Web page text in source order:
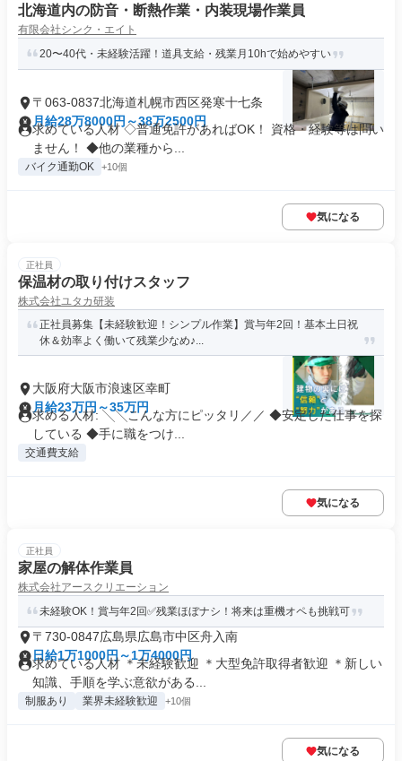
北海道内の防音・断熱作業・内装現場作業員
有限会社シンク・エイト
20〜40代・未経験活躍！道具支給・残業月10hで始めやすい
〒063-0837北海道札幌市西区発寒十七条
月給28万8000円～38万2500円
求めている人材 ◇普通免許があればOK！ 資格・経験等は問い
ません！ ◆他の業種から...
バイク通勤OK +10個
気になる
正社員
保温材の取り付けスタッフ
株式会社ユタカ研装
正社員募集【未経験歓迎！シンプル作業】賞与年2回！基本土日祝
休＆効率よく働いて残業少なめ♪...
大阪府大阪市浪速区幸町
月給23万円～35万円
求める人材: ╲╲こんな方にピッタリ／／ ◆安定した仕事を探
している ◆手に職をつけ...
交通費支給
気になる
正社員
家屋の解体作業員
株式会社アースクリエーション
未経験OK！賞与年2回✅残業ほぼナシ！将来は重機オペも挑戦可
〒730-0847広島県広島市中区舟入南
日給1万1000円～1万4000円
求めている人材 ＊未経験歓迎 ＊大型免許取得者歓迎 ＊新しい
知識、手順を学ぶ意欲がある...
制服あり 業界未経験歓迎 +10個
気になる